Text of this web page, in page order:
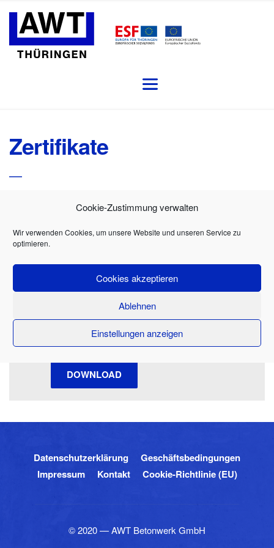
Cookie-Zustimmung verwalten
Wir verwenden Cookies, um unsere Website und unseren Service zu
optimieren.
Cookies akzeptieren
Ablehnen
Einstellungen anzeigen
Zertifikate
Übereinstimmungszertifikat
DOWNLOAD
Überwachungsbescheinigung
DOWNLOAD
Datenschutzerklärung
Geschäftsbedingungen
Impressum
Kontakt Cookie-Richtlinie (EU)
© 2020 — AWT Betonwerk GmbH